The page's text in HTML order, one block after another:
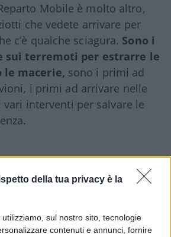
della tua privacy è la
sul nostro sito, tecnologie
contenuti e annunci, fornire
Mobile è molto altro,
che vedete arrivare per
c’è qualche sciagura. Sono i
sui terremoti per estrarre le
le macerie, sono i primi ad
i primi ad arrivare nelle
interventi per salvare le
tragiche del crollo del
scoprire che insieme ai Vigili